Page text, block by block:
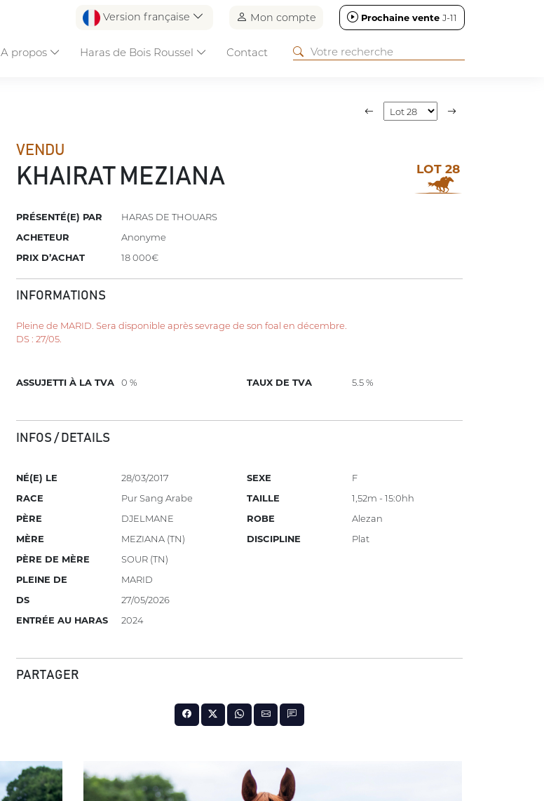
Version française Mon compte Prochaine vente J-11
A propos Haras de Bois Roussel Contact
VENDU
KHAIRAT MEZIANA LOT 28
PRÉSENTÉ(E) PAR
HARAS DE THOUARS
ACHETEUR
Anonyme
PRIX D’ACHAT
18 000€
INFORMATIONS
Pleine de MARID. Sera disponible après sevrage de son foal en décembre.
DS : 27/05.
ASSUJETTI À LA TVA 0 % TAUX DE TVA 5.5 %
INFOS / DETAILS
NÉ(E) LE
28/03/2017
RACE
Pur Sang Arabe
PÈRE
DJELMANE
MÈRE
MEZIANA (TN)
PÈRE DE MÈRE
SOUR (TN)
PLEINE DE
MARID
DS
27/05/2026
ENTRÉE AU HARAS
2024
SEXE
F
TAILLE
1,52m - 15:0hh
ROBE
Alezan
DISCIPLINE
Plat
PARTAGER